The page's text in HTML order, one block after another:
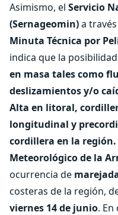
Asimismo, el Servicio
(Sernageomin)a
Minuta Técnica por
indica que la
en masa tales como
deslizamientos y/o
Alta en litoral,
longitudinal y
cordillera en la región.
Meteorológico de la
ocurrencia de
costeras de la región,
viernes 14 de junio.